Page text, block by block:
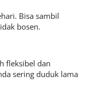
Bisa sambil
bosen.
fleksibel dan
sering duduk lama